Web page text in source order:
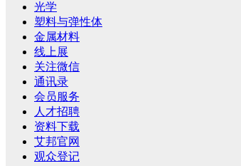
光学
塑料与弹性体
金属材料
线上展
关注微信
通讯录
会员服务
人才招聘
资料下载
艾邦官网
观众登记